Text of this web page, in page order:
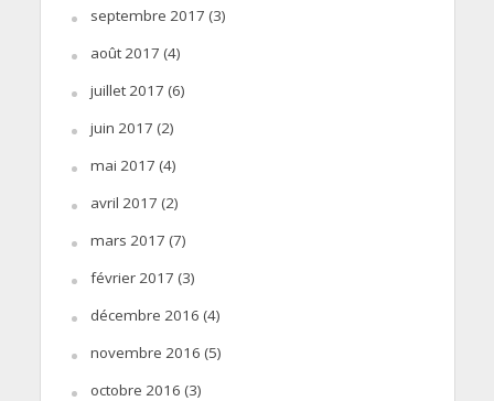
septembre 2017 (3)
août 2017 (4)
juillet 2017 (6)
juin 2017 (2)
mai 2017 (4)
avril 2017 (2)
mars 2017 (7)
février 2017 (3)
décembre 2016 (4)
novembre 2016 (5)
octobre 2016 (3)